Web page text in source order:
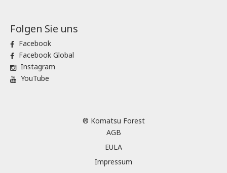
Folgen Sie uns
Facebook
Facebook Global
Instagram
YouTube
® Komatsu Forest
AGB
EULA
Impressum